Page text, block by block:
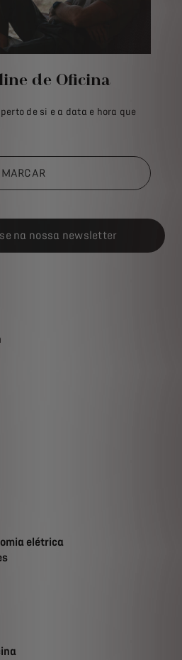
de Oficina​
de si e a data e hora que
MARCAR
na nossa newsletter
elétrica